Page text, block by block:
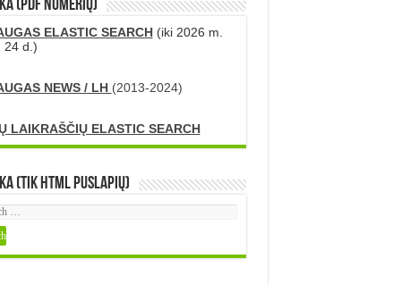
(PDF numerių)
ELASTIC SEARCH(iki 2026 m.
24 d.)
NEWS / LH (2013-2024)
LAIKRAŠČIŲ ELASTIC SEARCH
(tik HTML puslapių)